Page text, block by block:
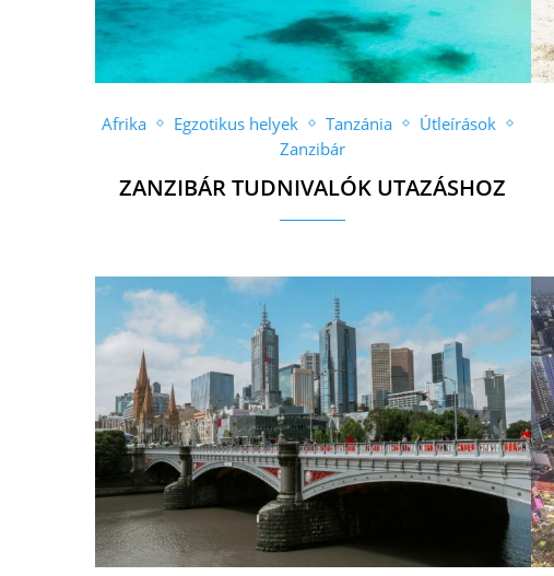
Afrika Egzotikus helyek Tanzánia
Útleírások
Zanzibár
ZANZIBÁR TUDNIVALÓK UTAZÁSHOZ